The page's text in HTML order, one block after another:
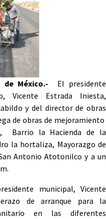
México.- El presidente
Vicente Estrada Iniesta,
y del director de obras
de obras de mejoramiento
Barrio la Hacienda de la
la hortaliza, Mayorazgo de
Antonio Atotonilco y a un
municipal, Vicente
de arranque para la
en las diferentes